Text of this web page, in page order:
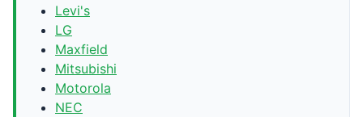
Levi's
LG
Maxfield
Mitsubishi
Motorola
NEC